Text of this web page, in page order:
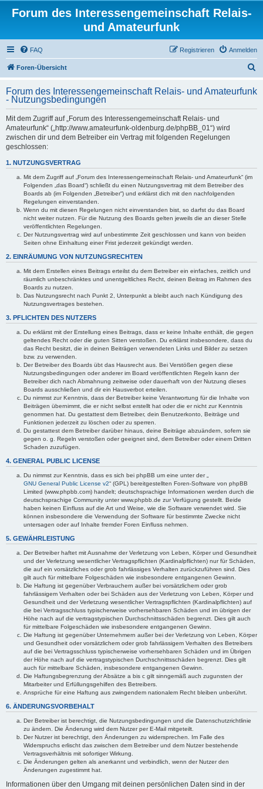
Forum des Interessengemeinschaft Relais-
und Amateurfunk
FAQ Anmelden
Registrieren
Foren-Übersicht
c
h
Forum des Interessengemeinschaft Relais- und Amateurfunk
- Nutzungsbedingungen
Mit dem Zugriff auf „Forum des Interessengemeinschaft Relais- und
Amateurfunk“ („http://www.amateurfunk-oldenburg.de/phpBB_01“) wird
zwischen dir und dem Betreiber ein Vertrag mit folgenden Regelungen
geschlossen:
1. NUTZUNGSVERTRAG
Mit dem Zugriff auf „Forum des Interessengemeinschaft Relais- und Amateurfunk“ (im
Folgenden „das Board“) schließt du einen Nutzungsvertrag mit dem Betreiber des
Boards ab (im Folgenden „Betreiber“) und erklärst dich mit den nachfolgenden
Regelungen einverstanden.
Wenn du mit diesen Regelungen nicht einverstanden bist, so darfst du das Board
nicht weiter nutzen. Für die Nutzung des Boards gelten jeweils die an dieser Stelle
veröffentlichten Regelungen.
Der Nutzungsvertrag wird auf unbestimmte Zeit geschlossen und kann von beiden
Seiten ohne Einhaltung einer Frist jederzeit gekündigt werden.
2. EINRÄUMUNG VON NUTZUNGSRECHTEN
Mit dem Erstellen eines Beitrags erteilst du dem Betreiber ein einfaches, zeitlich und
räumlich unbeschränktes und unentgeltliches Recht, deinen Beitrag im Rahmen des
Boards zu nutzen.
Das Nutzungsrecht nach Punkt 2, Unterpunkt a bleibt auch nach Kündigung des
Nutzungsvertrages bestehen.
3. PFLICHTEN DES NUTZERS
Du erklärst mit der Erstellung eines Beitrags, dass er keine Inhalte enthält, die gegen
geltendes Recht oder die guten Sitten verstoßen. Du erklärst insbesondere, dass du
das Recht besitzt, die in deinen Beiträgen verwendeten Links und Bilder zu setzen
bzw. zu verwenden.
Der Betreiber des Boards übt das Hausrecht aus. Bei Verstößen gegen diese
Nutzungsbedingungen oder anderer im Board veröffentlichten Regeln kann der
Betreiber dich nach Abmahnung zeitweise oder dauerhaft von der Nutzung dieses
Boards ausschließen und dir ein Hausverbot erteilen.
Du nimmst zur Kenntnis, dass der Betreiber keine Verantwortung für die Inhalte von
Beiträgen übernimmt, die er nicht selbst erstellt hat oder die er nicht zur Kenntnis
genommen hat. Du gestattest dem Betreiber, dein Benutzerkonto, Beiträge und
Funktionen jederzeit zu löschen oder zu sperren.
Du gestattest dem Betreiber darüber hinaus, deine Beiträge abzuändern, sofern sie
gegen o. g. Regeln verstoßen oder geeignet sind, dem Betreiber oder einem Dritten
Schaden zuzufügen.
4. GENERAL PUBLIC LICENSE
Du nimmst zur Kenntnis, dass es sich bei phpBB um eine unter der „
GNU General Public License v2“ (GPL) bereitgestellten Foren-Software von phpBB
Limited (www.phpbb.com) handelt; deutschsprachige Informationen werden durch die
deutschsprachige Community unter www.phpbb.de zur Verfügung gestellt. Beide
haben keinen Einfluss auf die Art und Weise, wie die Software verwendet wird. Sie
können insbesondere die Verwendung der Software für bestimmte Zwecke nicht
untersagen oder auf Inhalte fremder Foren Einfluss nehmen.
5. GEWÄHRLEISTUNG
Der Betreiber haftet mit Ausnahme der Verletzung von Leben, Körper und Gesundheit
und der Verletzung wesentlicher Vertragspflichten (Kardinalpflichten) nur für Schäden,
die auf ein vorsätzliches oder grob fahrlässiges Verhalten zurückzuführen sind. Dies
gilt auch für mittelbare Folgeschäden wie insbesondere entgangenen Gewinn.
Die Haftung ist gegenüber Verbrauchern außer bei vorsätzlichem oder grob
fahrlässigem Verhalten oder bei Schäden aus der Verletzung von Leben, Körper und
Gesundheit und der Verletzung wesentlicher Vertragspflichten (Kardinalpflichten) auf
die bei Vertragsschluss typischerweise vorhersehbaren Schäden und im übrigen der
Höhe nach auf die vertragstypischen Durchschnittsschäden begrenzt. Dies gilt auch
für mittelbare Folgeschäden wie insbesondere entgangenen Gewinn.
Die Haftung ist gegenüber Unternehmern außer bei der Verletzung von Leben, Körper
und Gesundheit oder vorsätzlichem oder grob fahrlässigem Verhalten des Betreibers
auf die bei Vertragsschluss typischerweise vorhersehbaren Schäden und im Übrigen
der Höhe nach auf die vertragstypischen Durchschnittsschäden begrenzt. Dies gilt
auch für mittelbare Schäden, insbesondere entgangenen Gewinn.
Die Haftungsbegrenzung der Absätze a bis c gilt sinngemäß auch zugunsten der
Mitarbeiter und Erfüllungsgehilfen des Betreibers.
Ansprüche für eine Haftung aus zwingendem nationalem Recht bleiben unberührt.
6. ÄNDERUNGSVORBEHALT
Der Betreiber ist berechtigt, die Nutzungsbedingungen und die Datenschutzrichtlinie
zu ändern. Die Änderung wird dem Nutzer per E-Mail mitgeteilt.
Der Nutzer ist berechtigt, den Änderungen zu widersprechen. Im Falle des
Widerspruchs erlischt das zwischen dem Betreiber und dem Nutzer bestehende
Vertragsverhältnis mit sofortiger Wirkung.
Die Änderungen gelten als anerkannt und verbindlich, wenn der Nutzer den
Änderungen zugestimmt hat.
Informationen über den Umgang mit deinen persönlichen Daten sind in der